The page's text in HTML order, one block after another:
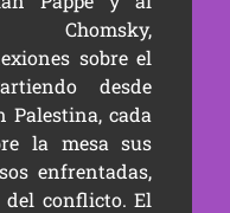
sobre el
desde
Palestina, cada
la mesa sus
enfrentadas,
del conflicto. El